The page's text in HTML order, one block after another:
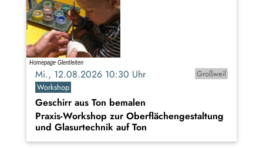
Mi., 12.08.2026 10:30 Uhr
Großweil
Workshop
Geschirr aus Ton bemalen
Praxis-Workshop zur Oberflächengestaltung
und Glasurtechnik auf Ton